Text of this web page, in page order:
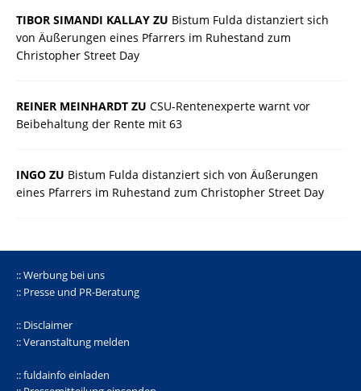
TIBOR SIMANDI KALLAY ZU Bistum Fulda distanziert sich
von Äußerungen eines Pfarrers im Ruhestand zum
Christopher Street Day
REINER MEINHARDT ZU CSU-Rentenexperte warnt vor
Beibehaltung der Rente mit 63
INGO ZU Bistum Fulda distanziert sich von Äußerungen
eines Pfarrers im Ruhestand zum Christopher Street Day
:: Werbung bei uns
:: Presse und PR-Beratung
:: Disclaimer
:: Veranstaltung melden
:: fuldainfo einladen